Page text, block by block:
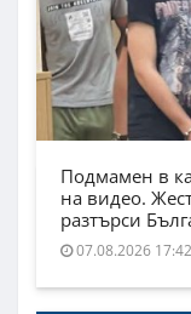
Подмамен в
на видео.
разтърси
07.08.2026